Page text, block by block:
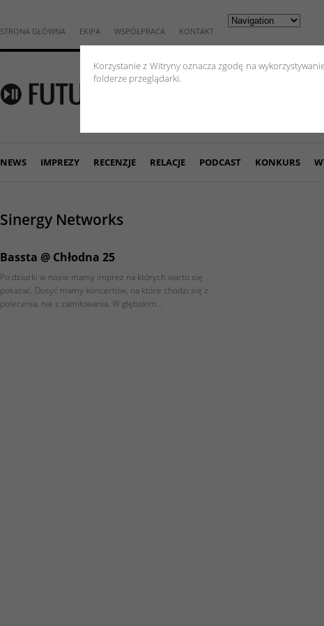
Korzystanie z Witryny oznacza zgodę na
folderze przeglądarki.
STRONA GŁÓWNA EKIPA WSPÓŁPRACA KONTAKT
NEWS IMPREZY RECENZJE RELACJE PODCAST KONKURS
Sinergy Networks
Bassta @ Chłodna 25
Po dziurki w nosie mamy imprez na których warto się
pokazać. Dosyć mamy koncertów, na które chodzi się z
polecenia, nie z zamiłowania. W głębokim…